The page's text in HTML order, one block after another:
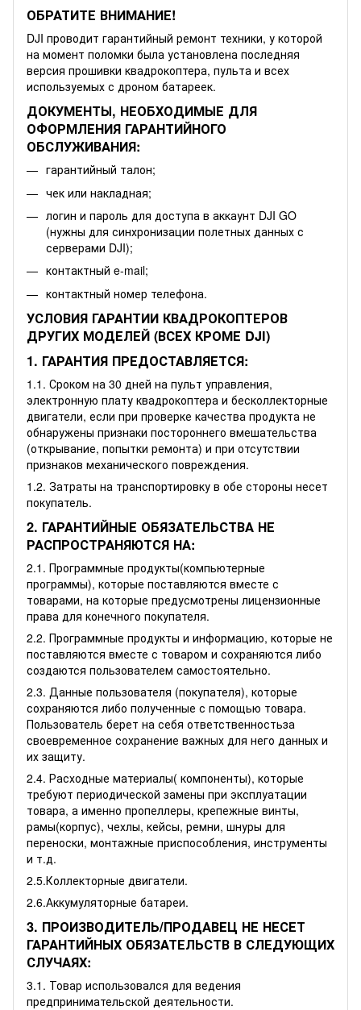
ОБРАТИТЕ ВНИМАНИЕ!
DJI проводит гарантийный ремонт техники, у которой
на момент поломки была установлена последняя
версия прошивки квадрокоптера, пульта и всех
используемых с дроном батареек.
ДОКУМЕНТЫ, НЕОБХОДИМЫЕ ДЛЯ
ОФОРМЛЕНИЯ ГАРАНТИЙНОГО
ОБСЛУЖИВАНИЯ:
гарантийный талон;
чек или накладная;
логин и пароль для доступа в аккаунт DJI GO
(нужны для синхронизации полетных данных с
серверами DJI);
контактный e-mail;
контактный номер телефона.
УСЛОВИЯ ГАРАНТИИ КВАДРОКОПТЕРОВ
ДРУГИХ МОДЕЛЕЙ (ВСЕХ КРОМЕ DJI)
1. ГАРАНТИЯ ПРЕДОСТАВЛЯЕТСЯ:
1.1. Сроком на 30 дней на пульт управления,
электронную плату квадрокоптера и бесколлекторные
двигатели, если при проверке качества продукта не
обнаружены признаки постороннего вмешательства
(открывание, попытки ремонта) и при отсутствии
признаков механического повреждения.
1.2. Затраты на транспортировку в обе стороны несет
покупатель.
2. ГАРАНТИЙНЫЕ ОБЯЗАТЕЛЬСТВА НЕ
РАСПРОСТРАНЯЮТСЯ НА:
2.1. Программные продукты(компьютерные
программы), которые поставляются вместе с
товарами, на которые предусмотрены лицензионные
права для конечного покупателя.
2.2. Программные продукты и информацию, которые не
поставляются вместе с товаром и сохраняются либо
создаются пользователем самостоятельно.
2.3. Данные пользователя (покупателя), которые
сохраняются либо полученные с помощью товара.
Пользователь берет на себя ответственностьза
своевременное сохранение важных для него данных и
их защиту.
2.4. Расходные материалы( компоненты), которые
требуют периодической замены при эксплуатации
товара, а именно пропеллеры, крепежные винты,
рамы(корпус), чехлы, кейсы, ремни, шнуры для
переноски, монтажные приспособления, инструменты
и т.д.
2.5.Коллекторные двигатели.
2.6.Аккумуляторные батареи.
3. ПРОИЗВОДИТЕЛЬ/ПРОДАВЕЦ НЕ НЕСЕТ
ГАРАНТИЙНЫХ ОБЯЗАТЕЛЬСТВ В СЛЕДУЮЩИХ
СЛУЧАЯХ:
3.1. Товар использовался для ведения
предпринимательской деятельности.